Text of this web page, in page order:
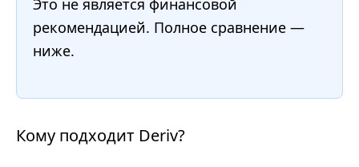
Это не является финансовой
рекомендацией. Полное сравнение —
ниже.
Кому подходит Deriv?